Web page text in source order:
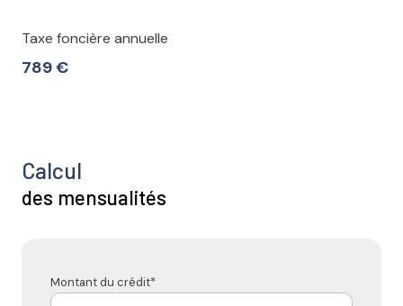
Taxe foncière annuelle
789 €
Calcul
des mensualités
Montant du crédit*